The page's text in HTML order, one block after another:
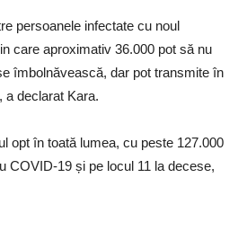
persoanele infectate cu noul
care aproximativ 36.000 pot să nu
îmbolnăvească, dar pot transmite în
a declarat Kara.
opt în toată lumea, cu peste 127.000
COVID-19 și pe locul 11 ​la decese,